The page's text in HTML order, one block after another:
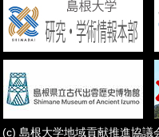
(c) 島根大学地域貢献推進協